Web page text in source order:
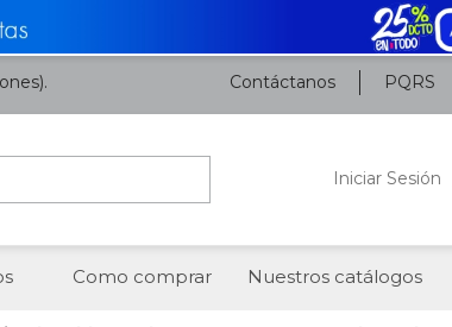
Contáctanos PQRS
Iniciar Sesión
Como comprar Nuestros catálogos